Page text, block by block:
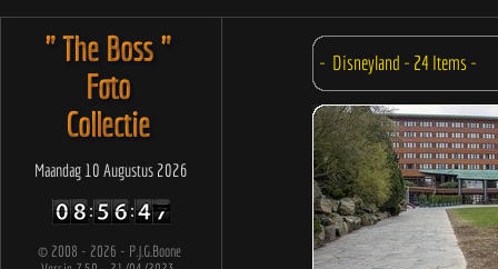
" The Boss "
Foto
Collectie
Maandag 10 Augustus 2026
© 2008 - 2026 - P.J.G.Boone